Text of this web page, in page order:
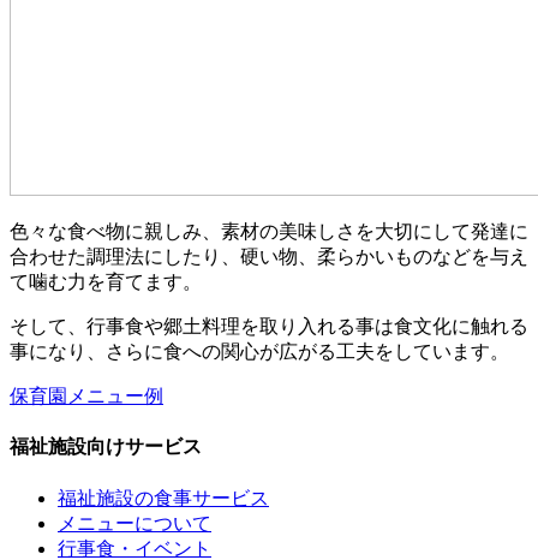
色々な食べ物に親しみ、素材の美味しさを大切にして発達に
合わせた調理法にしたり、硬い物、柔らかいものなどを与え
て噛む力を育てます。
そして、行事食や郷土料理を取り入れる事は食文化に触れる
事になり、さらに食への関心が広がる工夫をしています。
保育園メニュー例
福祉施設向けサービス
福祉施設の食事サービス
メニューについて
行事食・イベント